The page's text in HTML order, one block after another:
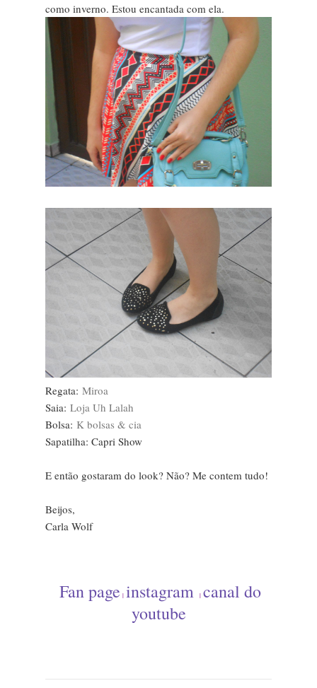
como inverno. Estou encantada com ela.
Regata: Miroa
Saia: Loja Uh Lalah
Bolsa: K bolsas & cia
Sapatilha: Capri Show
E então gostaram do look? Não? Me contem tudo!
Beijos,
Carla Wolf
Fan page | instagram | canal do
youtube